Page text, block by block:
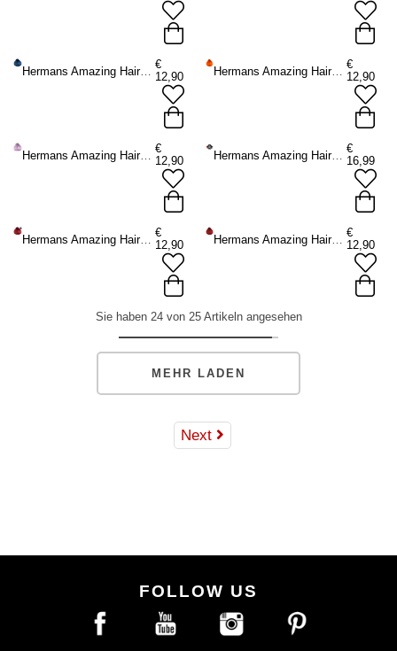
Hermans Amazing Haircolor - Marge Blue Haarfärbemittel Semipermanenter Haarfarbstoff - Blau
€
12,90
Hermans Amazing Haircolor - Tara Tangerine Haarfärbemittel Semipermanenter Haarfarbstoff - Braun
€
12,90
Hermans Amazing Haircolor - Lydia Lavender Haarfärbemittel Semipermanenter Haarfarbstoff - Lila
€
12,90
Hermans Amazing Haircolor - Hair Swatch Farbkarte - Mehrfarben
€
16,99
Hermans Amazing Haircolor - Felicia Fire UV Haarfärbemittel Semipermanenter Haarfarbstoff - Rot
€
12,90
Hermans Amazing Haircolor - Fiona Fire Haarfärbemittel Semipermanenter Haarfarbstoff - Rot
€
12,90
Sie haben 24 von 25 Artikeln angesehen
MEHR LADEN
Next
FOLLOW US